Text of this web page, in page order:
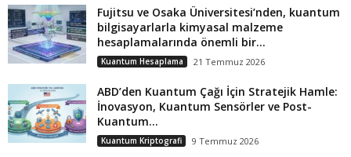
Fujitsu ve Osaka Üniversitesi’nden, kuantum
bilgisayarlarla kimyasal malzeme
hesaplamalarında önemli bir...
Kuantum Hesaplama 21 Temmuz 2026
ABD’den Kuantum Çağı İçin Stratejik Hamle:
İnovasyon, Kuantum Sensörler ve Post-
Kuantum...
Kuantum Kriptografi 9 Temmuz 2026